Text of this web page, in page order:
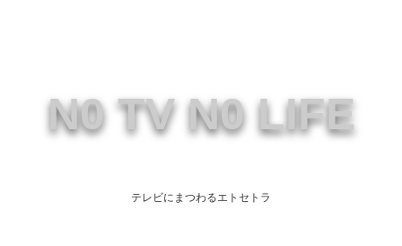
N0 TV N0 LIFE
テレビにまつわるエトセトラ